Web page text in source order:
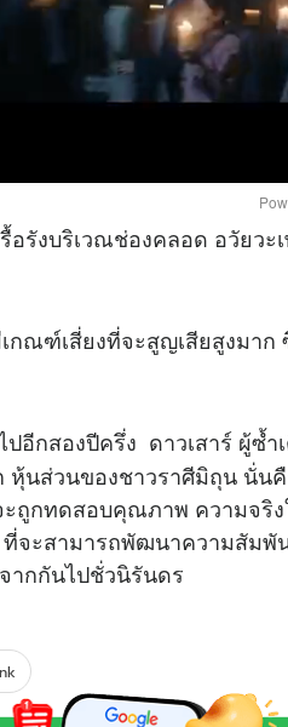
รังบริเวณช่องคลอด อวัยวะเ
กณฑ์เสี่ยงที่จะสูญเสียสูงมาก
สองปีครึ่ง ดาวเสาร์ ผู้ซ้ำ
นส่วนของชาวราศีมิถุน นั่น
ถูกทดสอบคุณภาพ ความจริ
จะสามารถพัฒนาความสัม
ากกันไปชั่วนิรันดร